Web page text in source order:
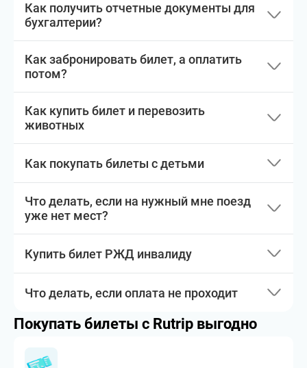
Как получить отчетные документы для
бухгалтерии?
Как забронировать билет, а оплатить
потом?
Как купить билет и перевозить
животных
Как покупать билеты с детьми
Что делать, если на нужный мне поезд
уже нет мест?
Купить билет РЖД инвалиду
Что делать, если оплата не проходит
Покупать билеты с Rutrip выгодно